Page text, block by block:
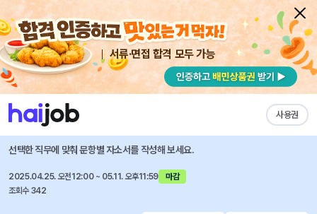
서류·면접 합격 모두 가능
사용권
채용공고 자소서 자유항목 자소서 내 작성목록
이든앤앨리스마케팅
2025년 신입사원 공개채용
선택한 직무에 맞춰 문항별 자소서를 작성해 보세요.
2025.04.25. 오전12:00 ~ 05.11. 오후11:59
마감
조회수 342